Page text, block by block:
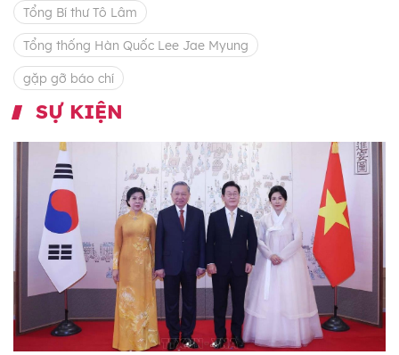
Tổng Bí thư Tô Lâm
Tổng thống Hàn Quốc Lee Jae Myung
gặp gỡ báo chí
SỰ KIỆN